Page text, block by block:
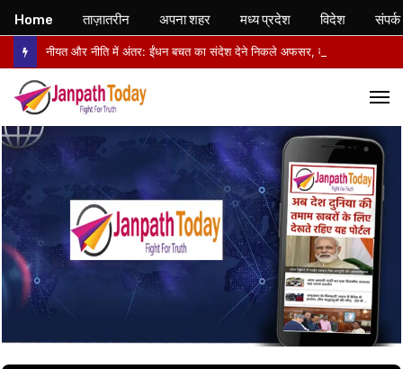
Home ताज़ातरीन अपना शहर मध्य प्रदेश विदेश संपर्क